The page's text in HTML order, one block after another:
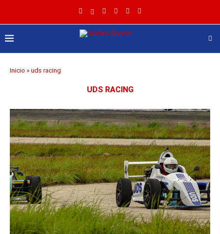
Inicio » uds racing
UDS RACING